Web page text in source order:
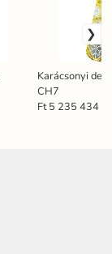
Karácsonyi
CH7
Ft 5 235 434